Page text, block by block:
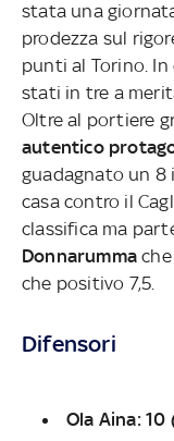
stata una
prodezza sul
punti al Torino.
stati in tre a
Oltre al portiere
autentico
guadagnato un 8
casa contro il
classifica ma
Donnarumma
che positivo 7,5.
Difensori
Ola Aina: 10